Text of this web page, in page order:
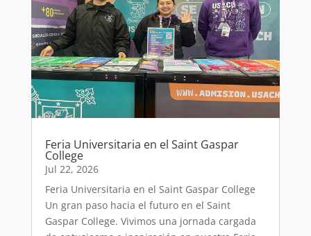
Feria Universitaria en el Saint Gaspar
College
Jul 22, 2026
Feria Universitaria en el Saint Gaspar College
Un gran paso hacia el futuro en el Saint
Gaspar College. Vivimos una jornada cargada